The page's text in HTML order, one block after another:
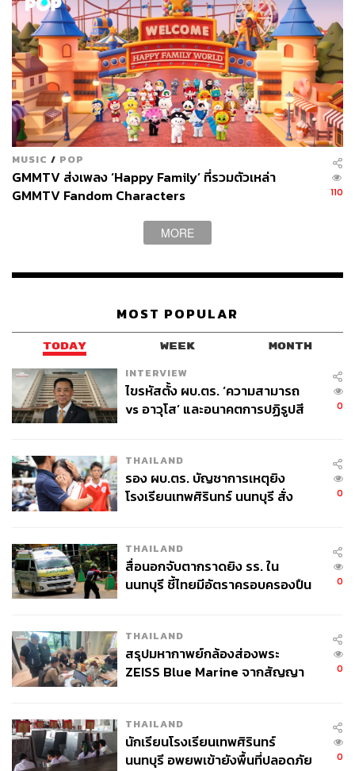
MUSIC / POP
GMMTV ส่งเพลง ‘Happy Family’ ที่รวมตัวเหล่า
GMMTV Fandom Characters
110
MORE
MOST POPULAR
TODAY WEEK MONTH
INTERVIEW
ไขรหัสตั้ง ผบ.ตร. ‘ความสามารถ
vs อาวุโส’ และอนาคตการปฏิรูปสี
0
THAILAND
รอง ผบ.ตร. บัญชาการเหตุยิง
โรงเรียนเทพศิรินทร์ นนทบุรี สั่ง
0
THAILAND
สื่อนอกจับตากราดยิง รร. ใน
นนทบุรี ชี้ไทยมีอัตราครอบครองปืน
0
THAILAND
สรุปมหากาพย์กล้องส่องพระ
ZEISS Blue Marine จากสัญญา
จ่ายหนี้-แอบระบุแบรนด์
0
THAILAND
นักเรียนโรงเรียนเทพศิรินทร์
นนทบุรี อพยพเข้ายังพื้นที่ปลอดภัย
0